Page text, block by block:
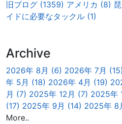
旧ブログ (1359) アメリカ (8)
イドに必要なタックル (1)
Archive
2026年 8月 (6) 2026年 7月 (15)
年 5月 (18) 2026年 4月 (19)
月 (7) 2025年 12月 (7) 2025年
(17) 2025年 9月 (14) 2025年 8
More..